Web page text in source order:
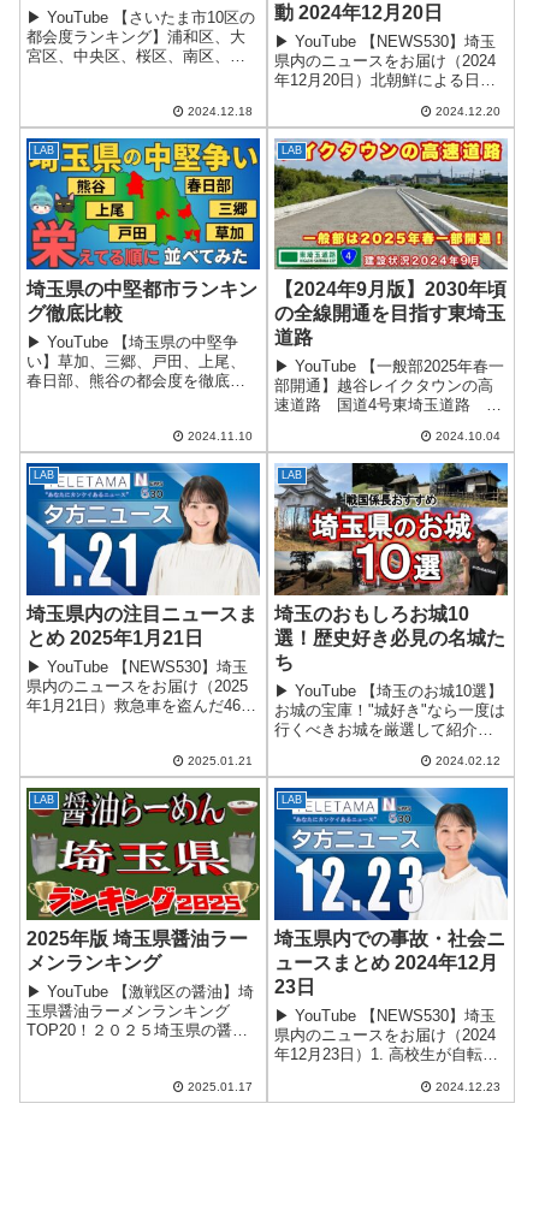
▶ YouTube 【さいたま市10区の
都会度ランキング】浦和区、大
宮区、中央区、桜区、南区、緑
は？基本情報と特徴 埼玉県の南
東部に位置する県庁所在地で政
令指定...
2024.12.18
動 2024年12月20日
▶ YouTube 【NEWS530】埼玉
県内のニュースをお届け（2024
年12月20日）北朝鮮による日本
決 自民党県議団が提案した条例
案が賛成多数で可決。 都道府県
単位での同様の条例可決...
2024.12.20
LAB
埼玉県の中堅都市ランキン
グ徹底比較
▶ YouTube 【埼玉県の中堅争
い】草加、三郷、戸田、上尾、
春日部、熊谷の都会度を徹底比
ランキングです。前回の埼玉県
第2都市ランキングに続き、今回
は3番手グ...
2024.11.10
LAB
【2024年9月版】2030年頃
の全線開通を目指す東埼玉
道路
▶ YouTube 【一般部2025年春一
部開通】越谷レイクタウンの高
速道路 国道4号東埼玉道路 建
道路は、東京外環自動車道（外
環道）から国道16号へ至る延長
約17.6kmの地域高規...
2024.10.04
LAB
埼玉県内の注目ニュースま
とめ 2025年1月21日
▶ YouTube 【NEWS530】埼玉
県内のニュースをお届け（2025
年1月21日）救急車を盗んだ46歳
んだ後、自ら運転して盗んだ容
疑で逮捕。 救急隊員...
2025.01.21
LAB
埼玉のおもしろお城10
選！歴史好き必見の名城た
ち
▶ YouTube 【埼玉のお城10選】
お城の宝庫！"城好き"なら一度は
行くべきお城を厳選して紹介！
埼玉は戦国時代、戦乱が多かっ
たため、多くのお城が築かれま
した。 独自の築城技術：堀切
な...
2024.02.12
LAB
2025年版 埼玉県醤油ラー
メンランキング
▶ YouTube 【激戦区の醤油】埼
玉県醤油ラーメンランキング
TOP20！２０２５埼玉県の醤油
文化を誇ります。その中でも、
醤油ラーメンは住民のソウルフ
2025.01.17
LAB
埼玉県内での事故・社会ニ
ュースまとめ 2024年12月
23日
▶ YouTube 【NEWS530】埼玉
県内のニュースをお届け（2024
年12月23日）1. 高校生が自転車
時頃、行田市旭町の交差点で16
2024.12.23